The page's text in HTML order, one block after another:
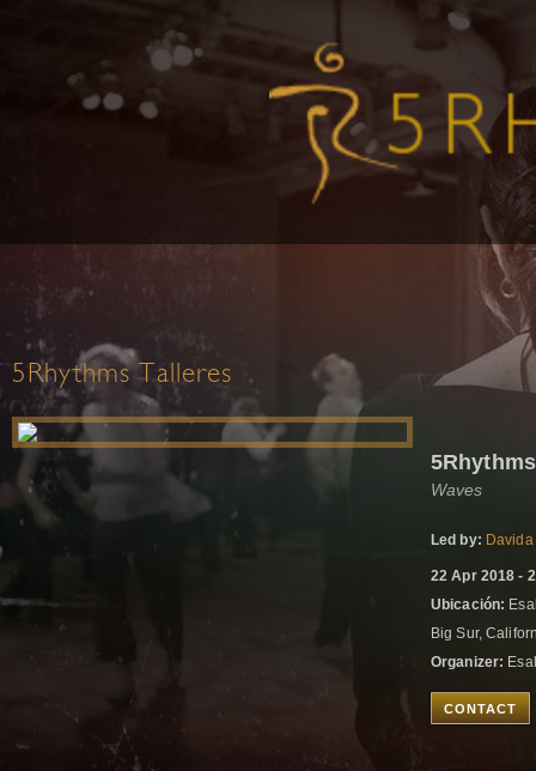
5Rhythms Talleres
Waves
Led by:
22 Apr 2018 -
Ubicación:
Big Sur,
Organizer:
CONTACT